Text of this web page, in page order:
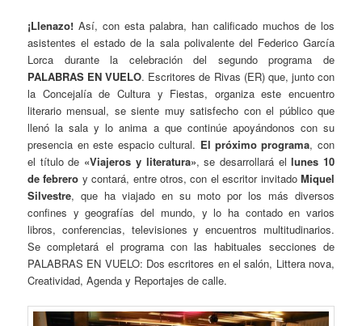
¡Llenazo! Así, con esta palabra, han calificado muchos de los
asistentes el estado de la sala polivalente del Federico García
Lorca durante la celebración del segundo programa de
PALABRAS EN VUELO. Escritores de Rivas (ER) que, junto con
la Concejalía de Cultura y Fiestas, organiza este encuentro
literario mensual, se siente muy satisfecho con el público que
llenó la sala y lo anima a que continúe apoyándonos con su
presencia en este espacio cultural. El próximo programa, con
el título de «Viajeros y literatura», se desarrollará ellunes 10
de febrero y contará, entre otros, con el escritor invitado Miquel
Silvestre, que ha viajado en su moto por los más diversos
confines y geografías del mundo, y lo ha contado en varios
libros, conferencias, televisiones y encuentros multitudinarios.
Se completará el programa con las habituales secciones de
PALABRAS EN VUELO: Dos escritores en el salón, Littera nova,
Creatividad, Agenda y Reportajes de calle.